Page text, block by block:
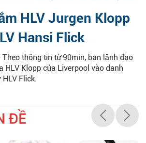
HLV Jurgen Klopp
Hansi Flick
Theo thông tin từ 90min, ban lãnh đạo
HLV Klopp của Liverpool vào danh
Flick.
ĐỀ